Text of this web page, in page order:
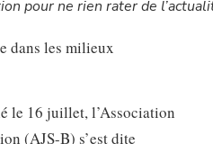
pour ne rien rater de
dans les milieux
le 16 juillet, l’Association
(AJS-B) s’est dite